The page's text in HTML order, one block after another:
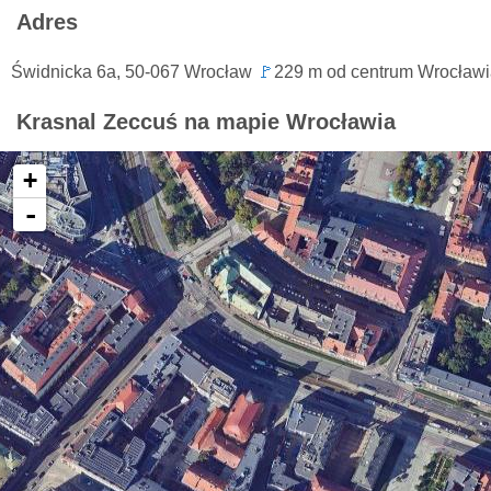
Adres
Świdnicka 6a, 50-067 Wrocław 🚩 229 m od centrum
Krasnal Zeccuś na mapie Wrocławia
+
-